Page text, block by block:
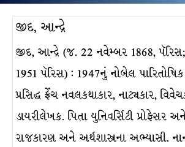
જીદ, આન્દ્રે
જીદ, આન્દ્રે (જ. 22 નવેમ્બર 1868,
1951 પૅરિસ) : 1947નું નોબેલ પારિતોષિક
પ્રસિદ્ધ ફ્રેંચ નવલકથાકાર, નાટ્યકાર,
ડાયરીલેખક. પિતા યુનિવર્સિટી પ્રોફેસર
રાજકારણ અને અર્થશાસ્ત્રના અભ્યાસી.